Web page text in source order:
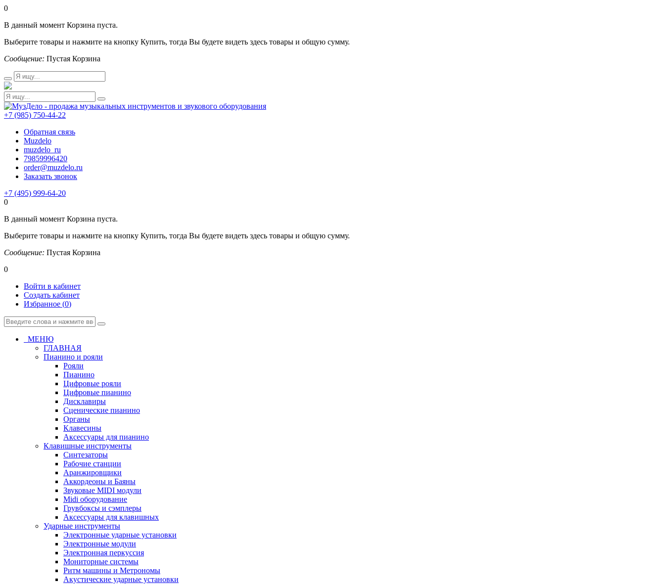
0
В данный момент Корзина пуста.
Выберите товары и нажмите на кнопку Купить, тогда Вы будете видеть здесь товары и общую сумму.
Сообщение: Пустая Корзина
+7 (985) 750-44-22
Обратная связь
Muzdelo
muzdelo_ru
79859996420
order@muzdelo.ru
Заказать звонок
+7 (495) 999-64-20
0
В данный момент Корзина пуста.
Выберите товары и нажмите на кнопку Купить, тогда Вы будете видеть здесь товары и общую сумму.
Сообщение: Пустая Корзина
0
Войти в кабинет
Создать кабинет
Избранное (0)
МЕНЮ
ГЛАВНАЯ
Пианино и рояли
Рояли
Пианино
Цифровые рояли
Цифровые пианино
Дисклавиры
Сценические пианино
Органы
Клавесины
Аксессуары для пианино
Клавишные инструменты
Синтезаторы
Рабочие станции
Аранжировщики
Аккордеоны и Баяны
Звуковые MIDI модули
Midi оборудование
Грувбоксы и сэмплеры
Аксессуары для клавишных
Ударные инструменты
Электронные ударные установки
Электронные модули
Электронная перкуссия
Мониторные системы
Ритм машины и Метрономы
Акустические ударные установки